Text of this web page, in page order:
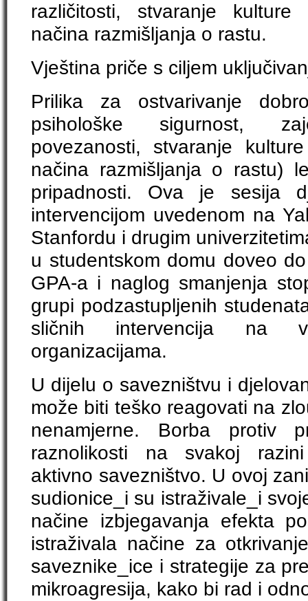
različitosti, stvaranje
načina razmišljanja o rastu.
Vještina priče s ciljem
Prilika za ostvarivanje
psihološke sigurnost,
povezanosti, stvaranje
načina razmišljanja o rastu)
pripadnosti. Ova je sesija
intervencijom uvedenom na
Stanfordu i drugim
u studentskom domu doveo
GPA-a i naglog smanjenja
grupi podzastupljenih
sličnih intervencija na
organizacijama.
U dijelu o savezništvu i
može biti teško reagovati na
nenamjerne. Borba protiv
raznolikosti na svakoj
aktivno savezništvo. U ovoj
sudionice_i su istraživale_i
načine izbjegavanja efekta
istraživala načine za
saveznike_ice i strategije za
mikroagresija, kako bi rad i